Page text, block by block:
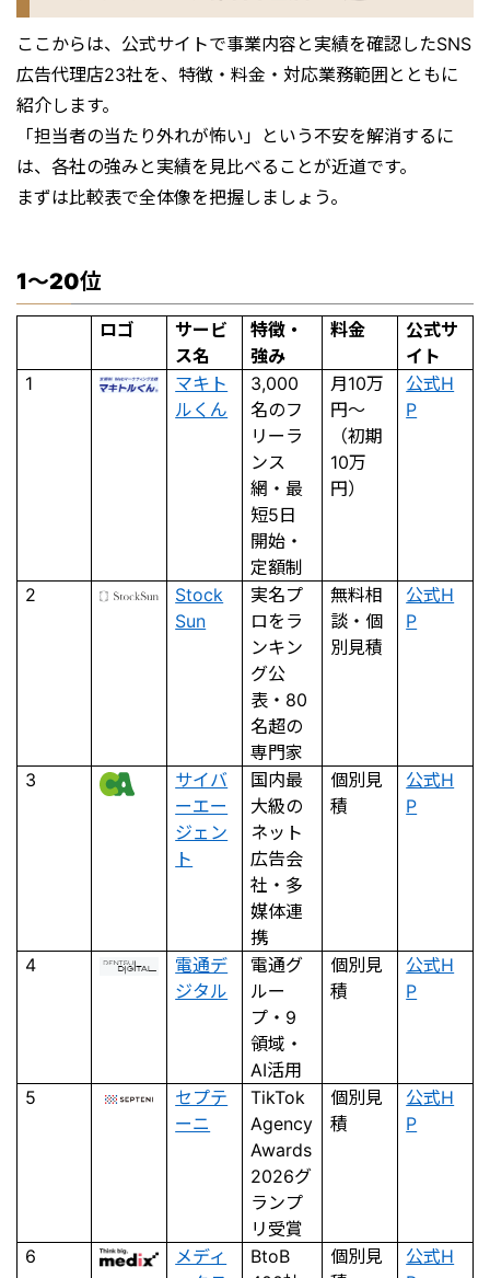
ここからは、公式サイトで事業内容と実績を確認したSNS
広告代理店23社を、特徴・料金・対応業務範囲とともに
紹介します。
「担当者の当たり外れが怖い」という不安を解消するに
は、各社の強みと実績を見比べることが近道です。
まずは比較表で全体像を把握しましょう。
1〜20位
ロゴ
サービ
ス名
特徴・
強み
料金
公式サ
イト
1
マキト
ルくん
3,000
名のフ
リーラ
ンス
網・最
短5日
開始・
定額制
月10万
円〜
（初期
10万
円）
公式H
P
2
Stock
Sun
実名プ
ロをラ
ンキン
グ公
表・80
名超の
専門家
無料相
談・個
別見積
公式H
P
3
サイバ
ーエー
ジェン
ト
国内最
大級の
ネット
広告会
社・多
媒体連
携
個別見
積
公式H
P
4
電通デ
ジタル
電通グ
ルー
プ・9
領域・
AI活用
個別見
積
公式H
P
5
セプテ
ーニ
TikTok
Agency
Awards
2026グ
ランプ
リ受賞
個別見
積
公式H
P
6
メディ
BtoB
個別見
公式H